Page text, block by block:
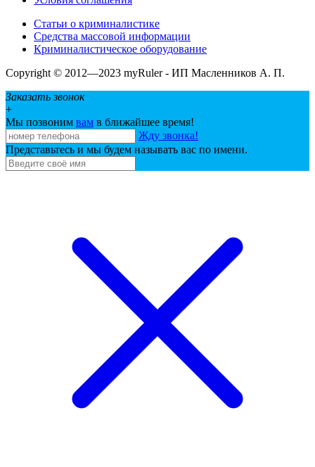
Статьи о криминалистике
Средства массовой информации
Криминалистическое оборудование
Copyright © 2012—2023 myRuler - ИП Масленников А. П.
Заказать звонок
+
Мы позвоним вам в ближайшее время!
Жду звонка!
Представьтесь и мы будем называть вас по имени.